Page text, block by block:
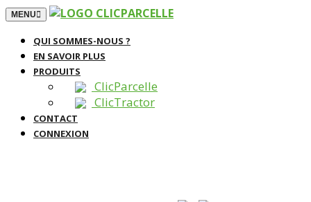
TOGGLE NAVIGATION
MENU
QUI SOMMES-NOUS ?
EN SAVOIR PLUS
PRODUITS
ClicParcelle
ClicTractor
CONTACT
CONNEXION